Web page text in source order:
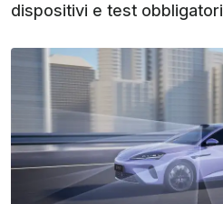
dispositivi e test obbligatori